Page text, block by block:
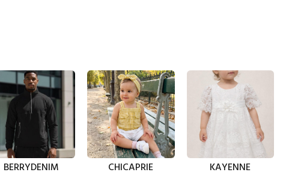
BERRYDENIM CHICAPRIE KAYENNE